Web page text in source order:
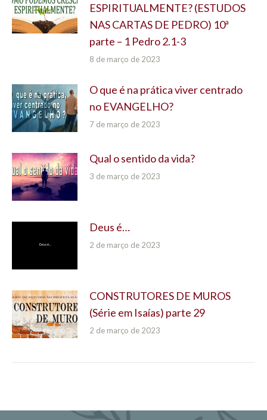
ESPIRITUALMENTE? (ESTUDOS
NAS CARTAS DE PEDRO) 10ª
parte – 1 Pedro 2.1-3
8 de março de 2023
O que é na prática viver centrado
no EVANGELHO?
7 de março de 2023
Qual o sentido da vida?
3 de março de 2023
Deus é…
2 de março de 2023
CONSTRUTORES DE MUROS
(Série em Isaías) parte 29
2 de março de 2023